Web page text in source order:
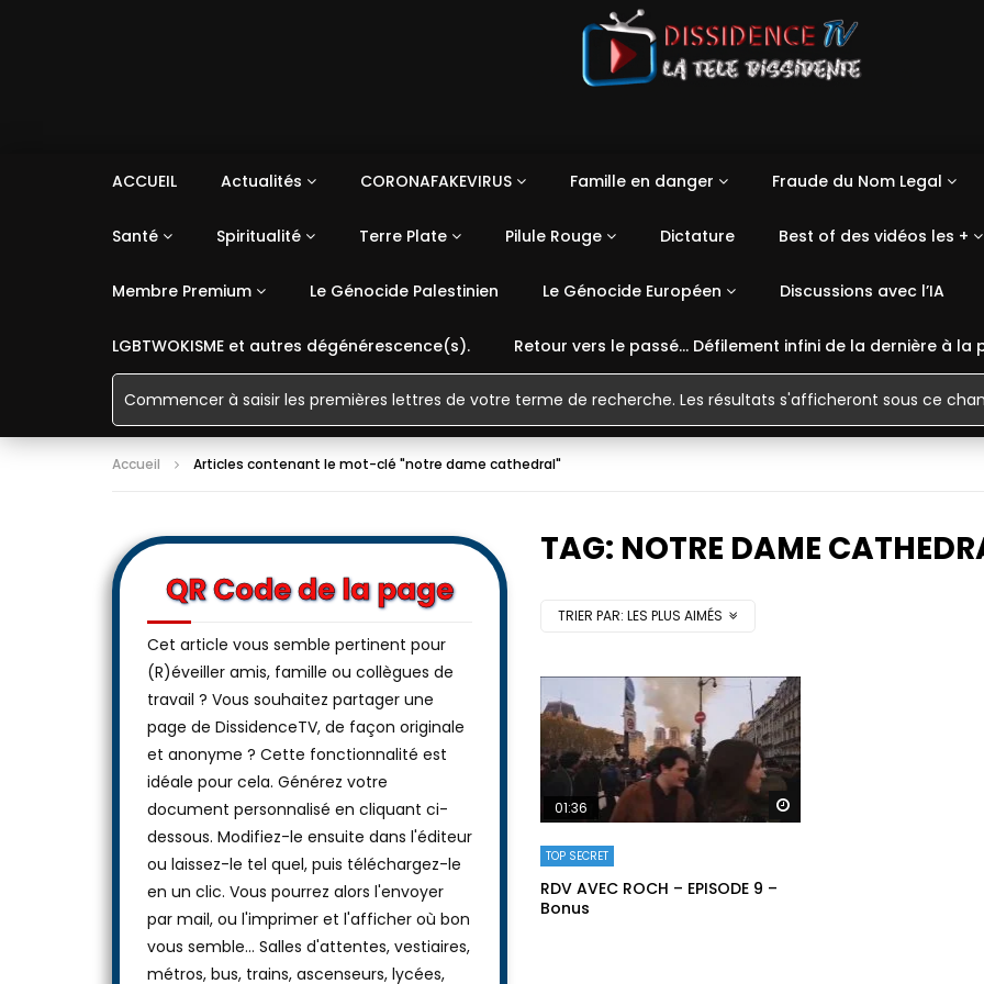
ACCUEIL Actualités CORONAFAKEVIRUS Famille en danger Fraude du Nom Legal
Santé Spiritualité Terre Plate Pilule Rouge Dictature Best of des vidéos les +
Membre Premium Le Génocide Palestinien Le Génocide Européen Discussions avec l’IA
LGBTWOKISME et autres dégénérescence(s). Retour vers le passé… Défilement infini de la dernière à la
Accueil Articles contenant le mot-clé "notre dame cathedral"
TAG: NOTRE DAME
TRIER PAR: LES PLUS AIMÉS
01:36
TOP SECRET
RDV AVEC ROCH – EPISODE 9 –
Bonus
QR Code de la page
Cet article vous semble pertinent pour
(R)éveiller amis, famille ou collègues de
travail ? Vous souhaitez partager une
page de DissidenceTV, de façon originale
et anonyme ? Cette fonctionnalité est
idéale pour cela. Générez votre
document personnalisé en cliquant ci-
dessous. Modifiez-le ensuite dans l'éditeur
ou laissez-le tel quel, puis téléchargez-le
en un clic. Vous pourrez alors l'envoyer
par mail, ou l'imprimer et l'afficher où bon
vous semble… Salles d'attentes, vestiaires,
métros, bus, trains, ascenseurs, lycées,